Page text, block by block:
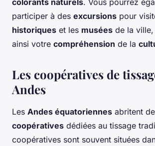
participer à des excursions pour
historiques et les musées de la
ainsi votre compréhension de la
Les coopératives de
Andes
Les Andes équatoriennes abritent
coopératives dédiées au tissage
coopératives sont souvent situées